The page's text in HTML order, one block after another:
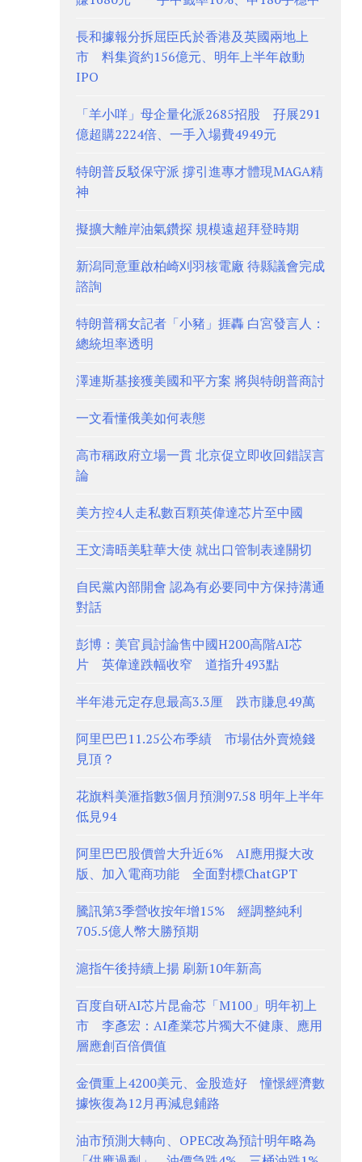
長和據報分拆屈臣氏於香港及英國兩地上
市 料集資約156億元、明年上半年啟動
IPO
「羊小咩」母企量化派2685招股 孖展291
億超購2224倍、一手入場費4949元
特朗普反駁保守派 撐引進專才體現MAGA精
神
擬擴大離岸油氣鑽探 規模遠超拜登時期
新潟同意重啟柏崎刈羽核電廠 待縣議會完成
諮詢
特朗普稱女記者「小豬」捱轟 白宮發言人：
總統坦率透明
澤連斯基接獲美國和平方案 將與特朗普商討
一文看懂俄美如何表態
高市稱政府立場一貫 北京促立即收回錯誤言
論
美方控4人走私數百顆英偉達芯片至中國
王文濤晤美駐華大使 就出口管制表達關切
自民黨內部開會 認為有必要同中方保持溝通
對話
彭博：美官員討論售中國H200高階AI芯
片 英偉達跌幅收窄 道指升493點
半年港元定存息最高3.3厘 跌市賺息49萬
阿里巴巴11.25公布季績 市場估外賣燒錢
見頂？
花旗料美滙指數3個月預測97.58 明年上半年
低見94
阿里巴巴股價曾大升近6% AI應用擬大改
版、加入電商功能 全面對標ChatGPT
騰訊第3季營收按年增15% 經調整純利
705.5億人幣大勝預期
滬指午後持續上揚 刷新10年新高
百度自研AI芯片昆侖芯「M100」明年初上
市 李彥宏：AI產業芯片獨大不健康、應用
層應創百倍價值
金價重上4200美元、金股造好 憧憬經濟數
據恢復為12月再減息鋪路
油市預測大轉向、OPEC改為預計明年略為